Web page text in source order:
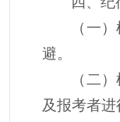
（ 一
避。
（ 二
及报考者进